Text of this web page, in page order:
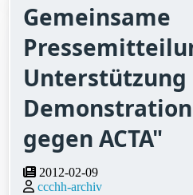
Gemeinsame
Unterstützung
gegen ACTA"
2012-02-09
ccchh-archiv